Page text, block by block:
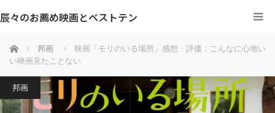
辰々のお薦め映画とベストテン
ホーム 邦画
映画「モリのいる場所」感想・評価：こんなに心地い
い映画見たことない
邦画